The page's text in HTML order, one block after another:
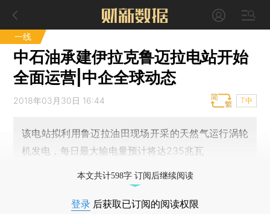
一线
中石油承建伊拉克鲁迈拉电站开始
全面运营|中企全球动态
2018年03月30日 16:44 T中
该电站拟利用鲁迈拉油田现场开采的天然气运行涡轮
机发电，每日最大输电量预计将达235兆瓦
本文共计598字 订阅后继续阅读
登录 后获取已订阅的阅读权限